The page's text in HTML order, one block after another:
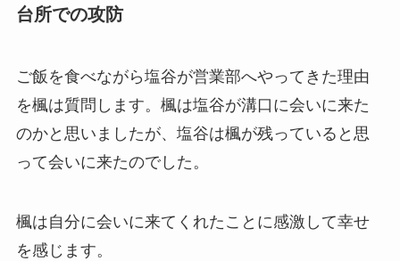
台所での攻防
ご飯を食べながら塩谷が営業部へやってきた理由
を楓は質問します。楓は塩谷が溝口に会いに来た
のかと思いましたが、塩谷は楓が残っていると思
って会いに来たのでした。
楓は自分に会いに来てくれたことに感激して幸せ
を感じます。